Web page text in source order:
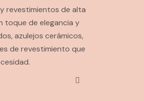
revestimientos de alta
toque de elegancia y
azulejos cerámicos,
de revestimiento que